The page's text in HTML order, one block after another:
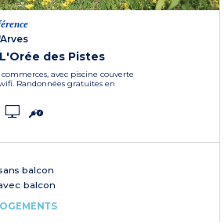
des Pistes
avec piscine couverte
Randonnées gratuites en
balcon
balcon